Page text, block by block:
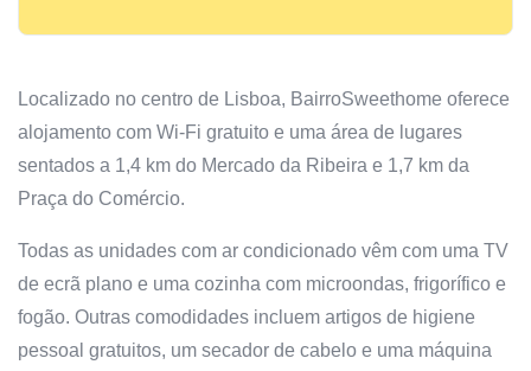
Localizado no centro de Lisboa, BairroSweethome oferece
alojamento com Wi-Fi gratuito e uma área de lugares
sentados a 1,4 km do Mercado da Ribeira e 1,7 km da
Praça do Comércio.
Todas as unidades com ar condicionado vêm com uma TV
de ecrã plano e uma cozinha com microondas, frigorífico e
fogão. Outras comodidades incluem artigos de higiene
pessoal gratuitos, um secador de cabelo e uma máquina